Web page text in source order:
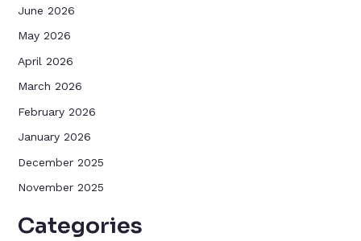
June 2026
May 2026
April 2026
March 2026
February 2026
January 2026
December 2025
November 2025
Categories